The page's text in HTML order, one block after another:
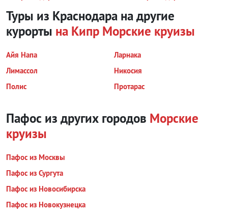
Туры из Краснодара на другие
курорты на Кипр Морские круизы
Айя Напа
Ларнака
Лимассол
Никосия
Полис
Протарас
Пафос из других городов Морские
круизы
Пафос из Москвы
Пафос из Сургута
Пафос из Новосибирска
Пафос из Новокузнецка